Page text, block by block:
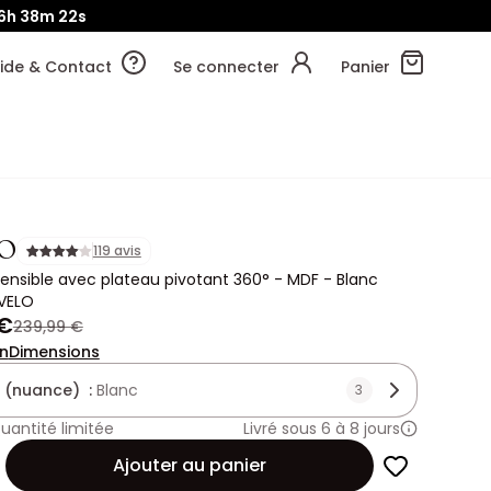
38m 20s
& Contact Se connecter Panier
119 avis
avec plateau pivotant 360° - MDF - Blanc
239,99 €
Dimensions
(nuance) : Blanc 3
limitée Livré sous 6 à 8 jours
Ajouter au panier